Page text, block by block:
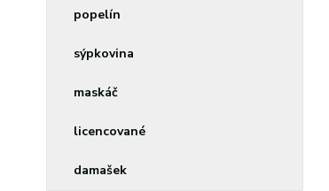
popelín
sýpkovina
maskáč
licencované
damašek